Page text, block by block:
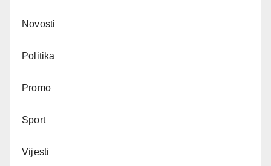
Novosti
Politika
Promo
Sport
Vijesti